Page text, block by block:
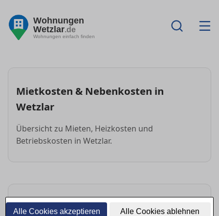
Alle Cookies akzeptieren Alle Cookies ablehnen
Wohnungen
Wetzlar.de
Wohnungen einfach finden
Mietkosten & Nebenkosten in
Wetzlar
Übersicht zu Mieten, Heizkosten und
Betriebskosten in Wetzlar.
FAQ: Mietkosten & Nebenkosten